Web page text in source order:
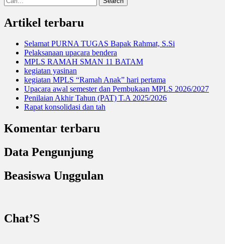
for:
Artikel terbaru
Selamat PURNA TUGAS Bapak Rahmat, S.Si
Pelaksanaan upacara bendera
MPLS RAMAH SMAN 11 BATAM
kegiatan yasinan
kegiatan MPLS “Ramah Anak” hari pertama
Upacara awal semester dan Pembukaan MPLS 2026/2027
Penilaian Akhir Tahun (PAT) T.A 2025/2026
Rapat konsolidasi dan tah
Komentar terbaru
Data Pengunjung
Beasiswa Unggulan
Chat’S